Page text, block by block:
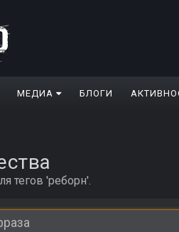
МЕДИА БЛОГИ
тегов 'реборн'.